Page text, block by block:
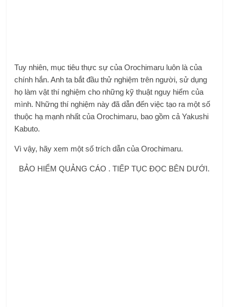
Tuy nhiên, mục tiêu thực sự của Orochimaru luôn là của
chính hắn. Anh ta bắt đầu thử nghiệm trên người, sử dụng
họ làm vật thí nghiệm cho những kỹ thuật nguy hiểm của
mình. Những thí nghiệm này đã dẫn đến việc tạo ra một số
thuộc hạ mạnh nhất của Orochimaru, bao gồm cả Yakushi
Kabuto.
Vì vậy, hãy xem một số trích dẫn của Orochimaru.
BẢO HIỂM QUẢNG CÁO . TIẾP TỤC ĐỌC BÊN DƯỚI.